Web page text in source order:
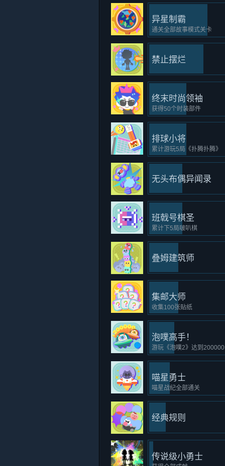
异星制霸
通关全部故事模式关卡
禁止摆烂
终末时尚领袖
获得50个时装部件
排球小将
累计游玩5局《扑腾扑腾》
无头布偶异闻录
班戟号棋圣
累计下5局啵叭棋
叠姆建筑师
集邮大师
收集100张贴纸
泡噗高手！
游玩《泡噗2》达到
喵星勇士
喵星战纪全部通关
经典规则
传说级小勇士